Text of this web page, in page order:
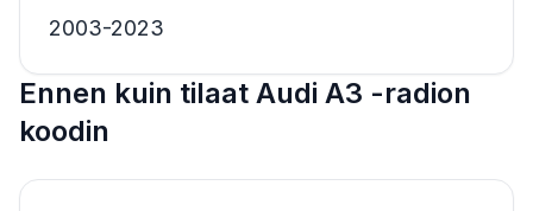
2003-2023
Ennen kuin tilaat Audi A3 -radion
koodin